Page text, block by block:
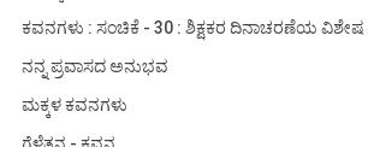
ಕವನಗಳು : ಸಂಚಿಕೆ - 30 : ಶಿಕ್ಷಕರ ದಿನಾಚರಣೆಯ
ನನ್ನ ಪ್ರವಾಸದ ಅನುಭವ
ಮಕ್ಕಳ ಕವನಗಳು